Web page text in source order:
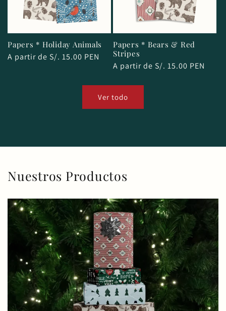
Papers * Holiday Animals
Precio
A partir de S/. 15.00 PEN
Papers * Bears & Red
Stripes
Precio
A partir de S/. 15.00 PEN
Ver todo
Nuestros Productos